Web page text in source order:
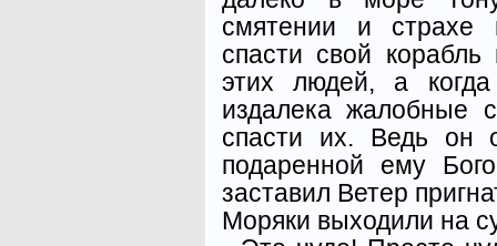
смятении и страхе
спасти свой
этих людей, а
издалека жалобные
спасти их. Ведь он
подаренной ему
заставил Ветер
Моряки выходили на